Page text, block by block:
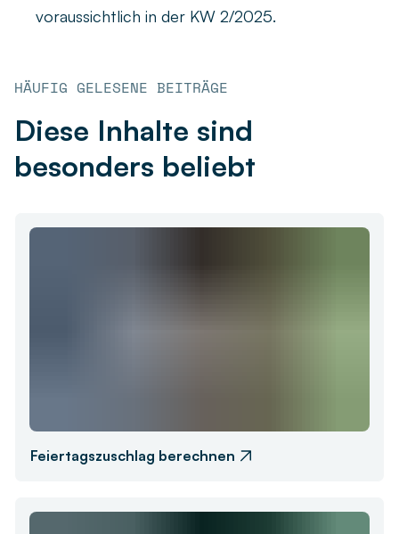
voraussichtlich in der KW 2/2025.
HÄUFIG GELESENE BEITRÄGE
Diese Inhalte sind
besonders beliebt
Feiertagszuschlag berechnen